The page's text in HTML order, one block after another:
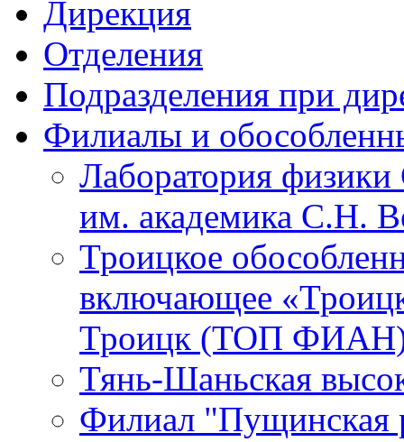
Дирекция
Отделения
Подразделения при
Филиалы и
Лаборатория
им. академика С.Н.
Троицкое
включающее
Троицк (ТОП
Тянь-Шаньская
Филиал "Пущинская